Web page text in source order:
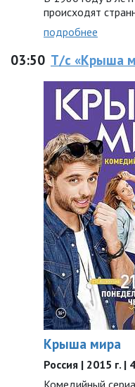
происходят
подробнее
03:50 Т/с «Крыша
Крыша мира
Россия | 2015 г.
Комедийный